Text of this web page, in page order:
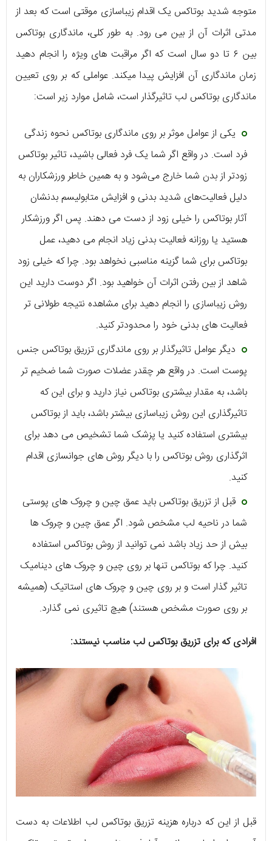
متوجه شدید بوتاکس یک اقدام زیباسازی موقتی است که بعد از
مدتی اثرات آن از بین می رود. به طور کلی، ماندگاری بوتاکس
بین ۶ تا دو سال است که اگر مراقبت های ویژه را انجام دهید
زمان ماندگاری آن افزایش پیدا می‎کند. عواملی که بر روی تعیین
ماندگاری بوتاکس لب تاثیرگذار است، شامل موارد زیر است:
یکی از عوامل موثر بر روی ماندگاری بوتاکس نحوه زندگی
فرد است. در واقع اگر شما یک فرد فعالی باشید، تاثیر بوتاکس
زودتر از بدن شما خارج می‌شود و به همین خاطر ورزشکاران به
دلیل فعالیت‌های شدید بدنی و افزایش متابولیسم بدنشان
آثار بوتاکس را خیلی زود از دست می دهند. پس اگر ورزشکار
هستید یا روزانه فعالیت بدنی زیاد انجام می دهید، عمل
بوتاکس برای شما گزینه مناسبی نخواهد بود. چرا که خیلی زود
شاهد از بین رفتن اثرات آن خواهید بود. اگر دوست دارید این
روش زیباسازی را انجام دهید برای مشاهده نتیجه طولانی تر
فعالیت های بدنی خود را محدودتر کنید.
دیگر عوامل تاثیرگذار بر روی ماندگاری تزریق بوتاکس جنس
پوست است. در واقع هر چقدر عضلات صورت شما ضخیم تر
باشد، به مقدار بیشتری بوتاکس نیاز دارید و برای این که
تاثیرگذاری این روش زیباسازی بیشتر باشد، باید از بوتاکس
بیشتری استفاده کنید یا پزشک شما تشخیص می دهد برای
اثرگذاری روش بوتاکس را با دیگر روش های جوانسازی اقدام
کنید.
قبل از تزریق بوتاکس باید عمق چین و چروک های پوستی
شما در ناحیه لب مشخص شود. اگر عمق چین و چروک ها
بیش از حد زیاد باشد نمی توانید از روش بوتاکس استفاده
کنید. چرا که بوتاکس تنها بر روی چین و چروک های دینامیک
تاثیر گذار است و بر روی چین و چروک های استاتیک (همیشه
بر روی صورت مشخص هستند) هیچ تاثیری نمی گذارد.
افرادی که برای تزریق بوتاکس لب مناسب نیستند:
قبل از این که درباره هزینه تزریق بوتاکس لب اطلاعات به دست